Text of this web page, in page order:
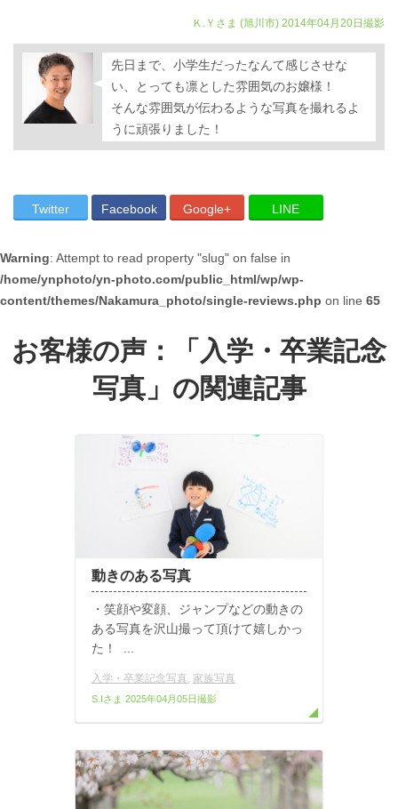
Ｋ.Ｙさま (旭川市) 2014年04月20日撮影
先日まで、小学生だったなんて感じさせな
い、とっても凛とした雰囲気のお嬢様！
そんな雰囲気が伝わるような写真を撮れるよ
うに頑張りました！
Twitter Facebook Google+ LINE
Warning: Attempt to read property "slug" on false in
/home/ynphoto/yn-photo.com/public_html/wp/wp-
content/themes/Nakamura_photo/single-reviews.php on line 65
お客様の声：「 入学・卒業記念
写真」の関連記事
動きのある写真
・笑顔や変顔、ジャンプなどの動きの
ある写真を沢山撮って頂けて嬉しかっ
た！ ...
入学・卒業記念写真, 家族写真
S.Iさま 2025年04月05日撮影